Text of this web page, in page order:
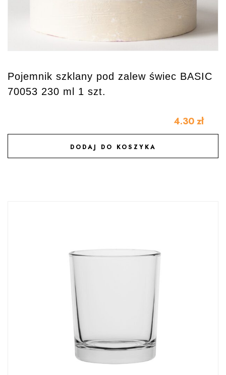
Pojemnik szklany pod zalew świec BASIC
70053 230 ml 1 szt.
4.30 zł
DODAJ DO KOSZYKA
DODAJ DO ULUBIONYCH